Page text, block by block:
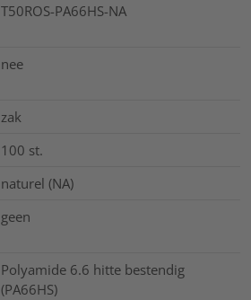
T50ROS-PA66HS-NA
nee
zak
100 st.
naturel (NA)
geen
Polyamide 6.6 hitte bestendig
(PA66HS)